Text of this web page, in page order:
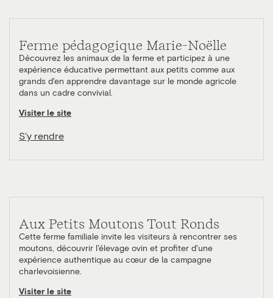
Ferme pédagogique Marie-Noëlle
Découvrez les animaux de la ferme et participez à une
expérience éducative permettant aux petits comme aux
grands d'en apprendre davantage sur le monde agricole
dans un cadre convivial.
Visiter le site
S'y rendre
Aux Petits Moutons Tout Ronds
Cette ferme familiale invite les visiteurs à rencontrer ses
moutons, découvrir l'élevage ovin et profiter d'une
expérience authentique au cœur de la campagne
charlevoisienne.
Visiter le site